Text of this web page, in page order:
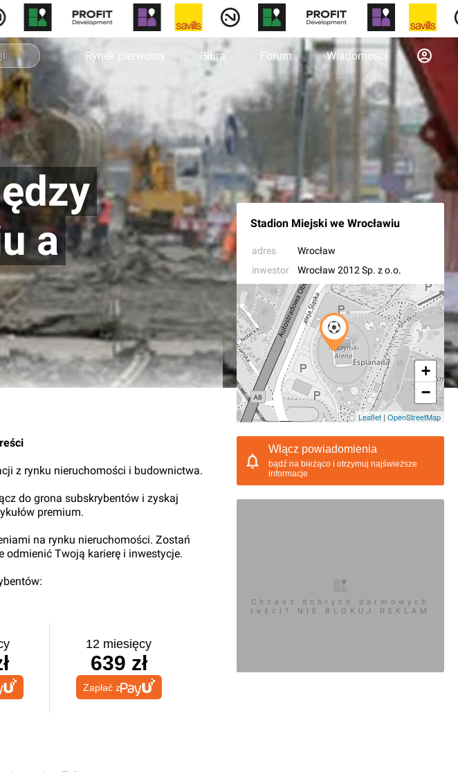
Rynek pierwotny Biura Forum Wiadomości
a
Stadion Miejski we Wrocławiu
adres
Wrocław
inwestor
Wrocław 2012 Sp. z o.o.
+
−
Leaflet | OpenStreetMap
z rynku nieruchomości i budownictwa.
do grona subskrybentów i zyskaj
premium.
na rynku nieruchomości. Zostań
odmienić Twoją karierę i inwestycje.
12 miesięcy
639 zł
Zapłać z
Włącz powiadomienia
bądź na bieżąco i otrzymuj najświeższe
informacje
Chcesz dobrych darmowych
teści? NIE BLOKUJ REKLAM